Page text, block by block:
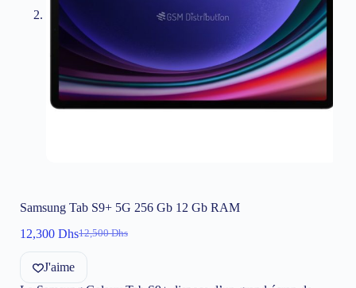
Samsung Tab S9+ 5G 256 Gb 12 Gb RAM
12,500Dhs
Le
prix
initial
était :
12,300 DhsLe
prix
actuel
est :
J'aime